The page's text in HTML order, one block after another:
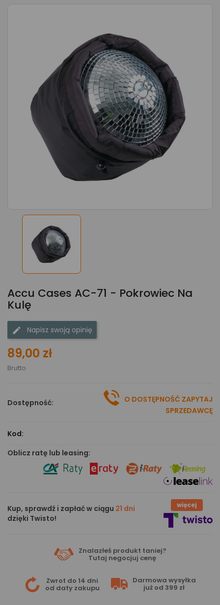
Accu Cases AC-71 - Pokrowiec Na
Kulę
Napisz swoją opinię
89,00 zł
Brutto
Dostępność:
O DOSTĘPNOŚĆ ZAPYTAJ
SPRZEDAWCĘ
Kod:
Oblicz ratę lub leasing:
Kup, sprawdź i zapłać w ciągu 21 dni
dzięki Twisto!
więcej
Znalazłeś produkt taniej?
Tutaj negocjuj cenę
Zwrot do 14 dni
od daty zakupu
Darmowa wysyłka
już od 399 zł